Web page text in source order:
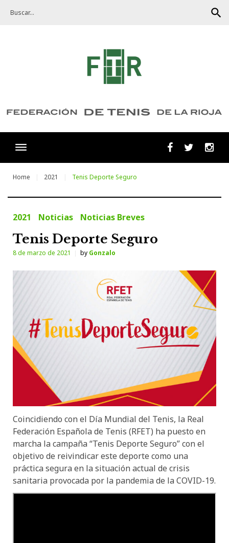
search
FacebookTwitter
Home 2021 Tenis Deporte Seguro
2021 Noticias Noticias Breves
Tenis Deporte Seguro
8 de marzo de 2021 by Gonzalo
Coincidiendo con el Día Mundial del Tenis, la Real
Federación Española de Tenis (RFET) ha puesto en
marcha la campaña “Tenis Deporte Seguro” con el
objetivo de reivindicar este deporte como una
práctica segura en la situación actual de crisis
sanitaria provocada por la pandemia de la COVID-19.